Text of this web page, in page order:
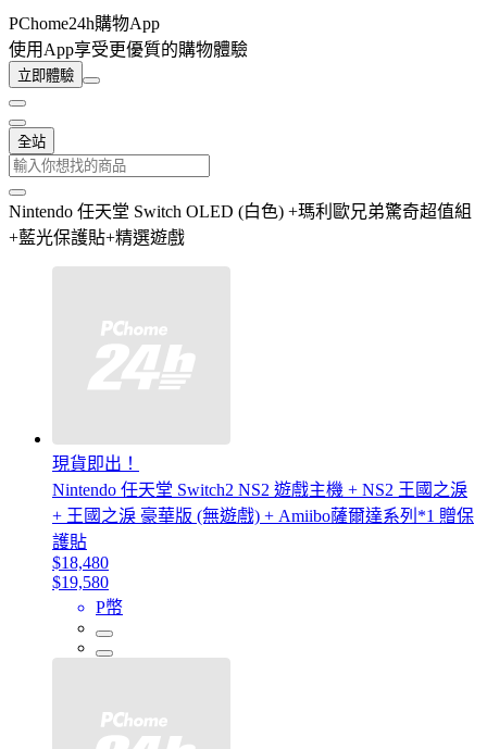
PChome24h購物App
使用App享受更優質的購物體驗
立即體驗
全站
Nintendo 任天堂 Switch OLED (白色) +瑪利歐兄弟驚奇超值組
+藍光保護貼+精選遊戲
現貨即出！
Nintendo 任天堂 Switch2 NS2 遊戲主機 + NS2 王國之淚
+ 王國之淚 豪華版 (無遊戲) + Amiibo薩爾達系列*1 贈保
護貼
$18,480
$19,580
P幣